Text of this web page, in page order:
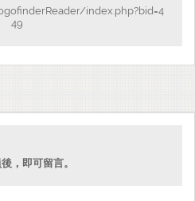
index.php?bid=4
49
，即可留言。